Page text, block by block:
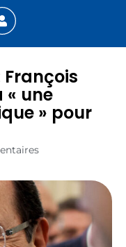
François
une
» pour